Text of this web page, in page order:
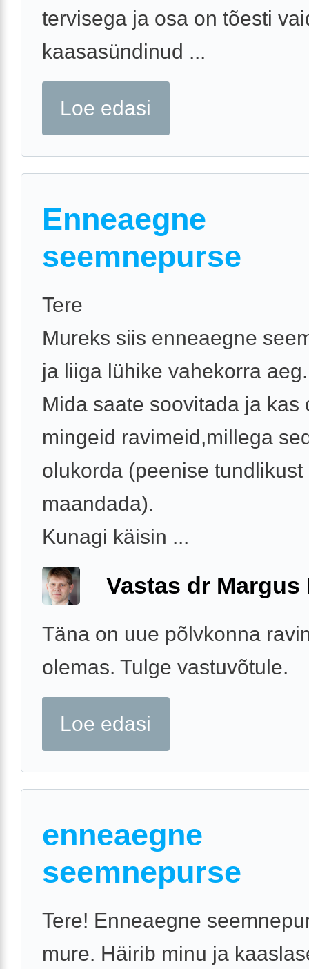
tervisega ja osa on tõesti
kaasasündinud ...
Loe edasi
Enneaegne
seemnepurse
Tere
Mureks siis enneaegne
ja liiga lühike vahekorra aeg.
Mida saate soovitada ja kas
mingeid ravimeid,millega
olukorda (peenise tundlikust
maandada).
Kunagi käisin ...
Vastas dr Margus
Täna on uue põlvkonna
olemas. Tulge vastuvõtule.
Loe edasi
enneaegne
seemnepurse
Tere! Enneaegne
mure. Häirib minu ja